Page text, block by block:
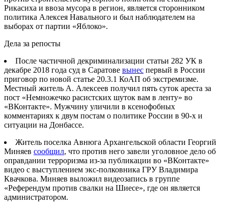
Рикасиха и ввоза мусора в регион, является сторонником
политика Алексея Навального и был наблюдателем на
выборах от партии «Яблоко».
Дела за репосты
После частичной декриминализации статьи 282 УК в
декабре 2018 года суд в Саратове вынес первый в России
приговор по новой статье 20.3.1 КоАП об экстремизме.
Местный житель А. Алексеев получил пять суток ареста за
пост «Немножечко расистских шуток вам в ленту» во
«ВКонтакте». Мужчину уличили в ксенофобных
комментариях к двум постам о политике России в 90-х и
ситуации на Донбассе.
Житель поселка Авнюга Архангельской области Георгий
Миняев сообщил, что против него завели уголовное дело об
оправдании терроризма из-за публикации во «ВКонтакте»
видео с выступлением экс-полковника ГРУ Владимира
Квачкова. Миняев выложил видеозапись в группе
«Референдум против свалки на Шиесе», где он является
администратором.